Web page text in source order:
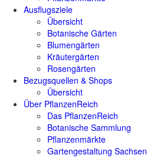
Ausflugsziele
Übersicht
Botanische Gärten
Blumengärten
Kräutergärten
Rosengärten
Bezugsquellen & Shops
Übersicht
Über PflanzenReich
Das PflanzenReich
Botanische Sammlung
Pflanzenmärkte
Gartengestaltung Sachsen